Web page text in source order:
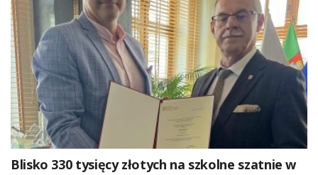
Blisko 330 tysięcy złotych na szkolne szatnie w